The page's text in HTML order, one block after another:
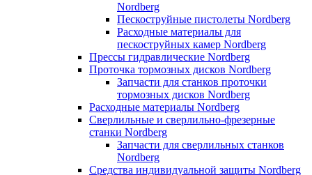
Nordberg
Пескоструйные пистолеты Nordberg
Расходные материалы для
пескоструйных камер Nordberg
Прессы гидравлические Nordberg
Проточка тормозных дисков Nordberg
Запчасти для станков проточки
тормозных дисков Nordberg
Расходные материалы Nordberg
Сверлильные и сверлильно-фрезерные
станки Nordberg
Запчасти для сверлильных станков
Nordberg
Средства индивидуальной защиты Nordberg